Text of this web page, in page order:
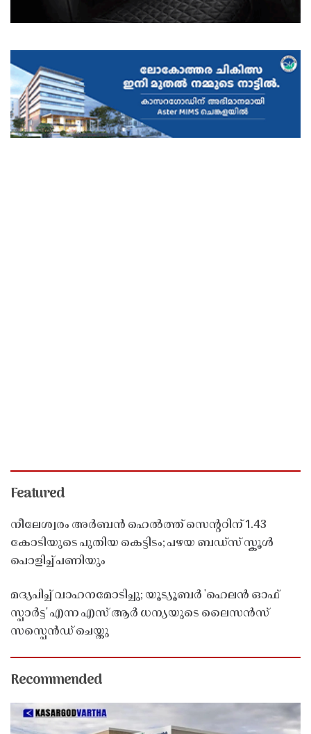
Featured
നീലേശ്വരം അർബൻ ഹെൽത്ത് സെൻ്ററിന് 1.43
കോടിയുടെ പുതിയ കെട്ടിടം; പഴയ ബഡ്സ് സ്കൂൾ
പൊളിച്ച് പണിയും
മദ്യപിച്ച് വാഹനമോടിച്ചു; യൂട്യൂബർ 'ഹെലൻ ഓഫ്
സ്പാർട്ട' എന്ന എസ് ആർ ധന്യയുടെ ലൈസൻസ്
സസ്പെൻഡ് ചെയ്തു ​​​​​​​
Recommended